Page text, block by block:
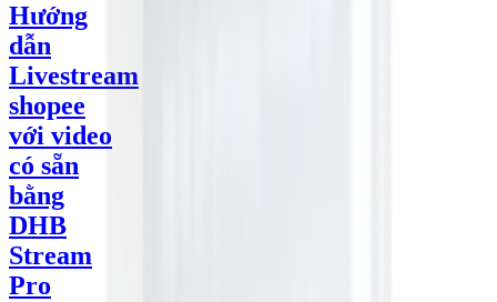
Hướng
dẫn
Livestream
shopee
với video
có sẵn
bằng
DHB
Stream
Pro